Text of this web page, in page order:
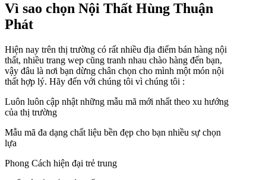
Vì sao chọn Nội Thất Hùng Thuận
Phát
Hiện nay trên thị trường có rất nhiều địa điểm bán hàng nội
thất, nhiều trang wep cũng tranh nhau chào hàng đến bạn,
vậy đâu là nơi bạn dừng chân chọn cho mình một món nội
thất hợp lý. Hãy đến với chúng tôi vì chúng tôi :
Luôn luôn cập nhật những mẫu mã mới nhất theo xu hướng
của thị trường
Mẫu mã đa dạng chất liệu bền đẹp cho bạn nhiều sự chọn
lựa
Phong Cách hiện đại trẻ trung